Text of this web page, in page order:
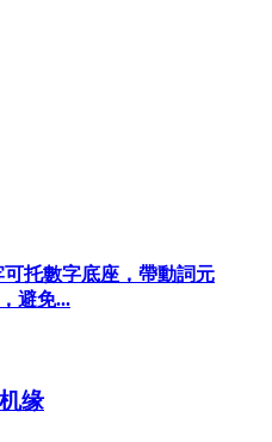
托數字底座，帶動詞元
避免...
缘